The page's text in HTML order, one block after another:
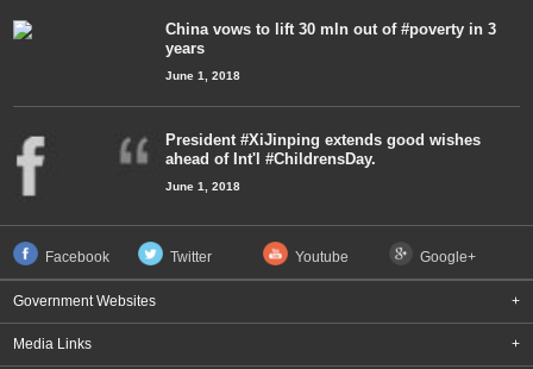
China vows to lift 30 mln out of #poverty in 3
years
June 1, 2018
President #XiJinping extends good wishes
ahead of Int'l #ChildrensDay.
June 1, 2018
Facebook Twitter Youtube Google+
Government Websites +
Media Links +